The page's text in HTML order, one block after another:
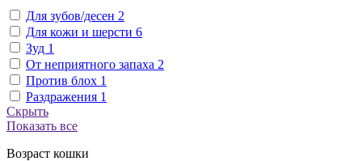
Для зубов/десен 2
Для кожи и шерсти 6
Зуд 1
От неприятного запаха 2
Против блох 1
Раздражения 1
Скрыть
Показать все
Возраст кошки